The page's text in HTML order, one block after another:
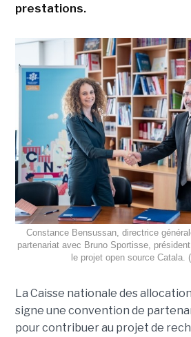
prestations.
Constance Bensussan, directrice
partenariat avec Bruno Sportisse,
le projet open source Catala.
La Caisse nationale des
signe une convention de
pour contribuer au projet de